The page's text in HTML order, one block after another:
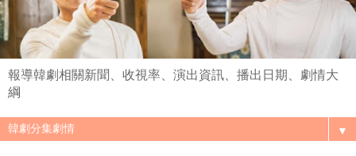
報導韓劇相關新聞、收視率、演出資訊、播出日期、劇情大
綱
▼